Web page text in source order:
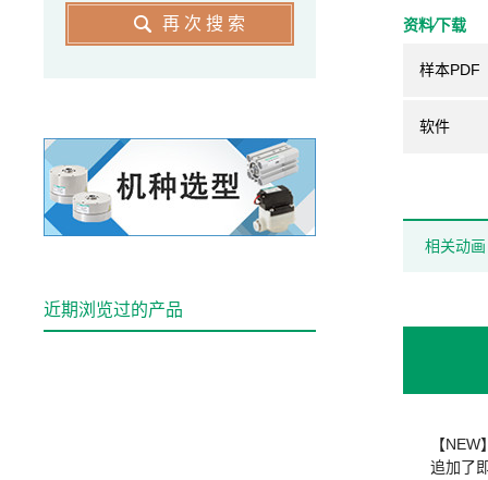
资料⁄下载
样本PDF
软件
相关动画
【
追加了
再次搜索
近期浏览过的产品